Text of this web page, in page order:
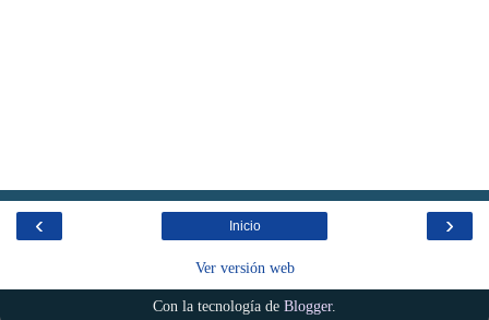
‹ ›
Inicio
Ver versión web
Con la tecnología de Blogger.